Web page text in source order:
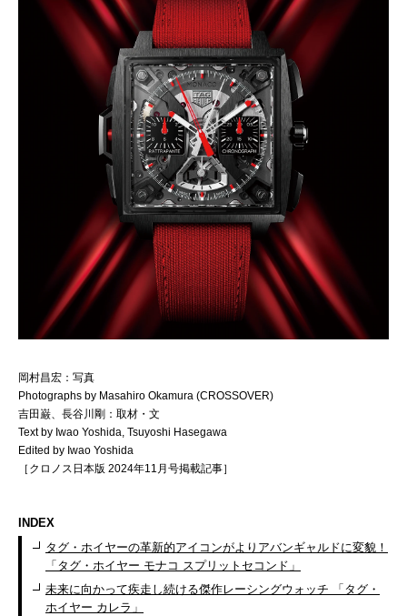
岡村昌宏：写真
Photographs by Masahiro Okamura (CROSSOVER)
吉田巌、長谷川剛：取材・文
Text by Iwao Yoshida, Tsuyoshi Hasegawa
Edited by Iwao Yoshida
［クロノス日本版 2024年11月号掲載記事］
INDEX
タグ・ホイヤーの革新的アイコンがよりアバンギャルドに変貌！
「タグ・ホイヤー モナコ スプリットセコンド」
未来に向かって疾走し続ける傑作レーシングウォッチ 「タグ・
ホイヤー カレラ」